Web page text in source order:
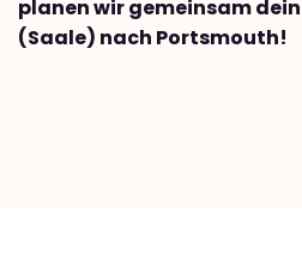
planen wir gemeinsam
(Saale) nach Portsmouth!